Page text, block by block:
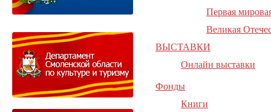
Первая
Великая
ВЫСТАВКИ
Онлайн выставки
Фонды
Книги